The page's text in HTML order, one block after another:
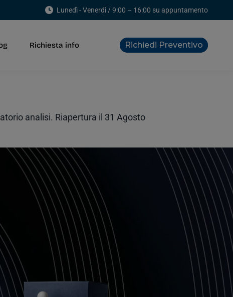
Lunedì - Venerdì / 9:00 – 16:00 su appuntamento
Richiesta info Richiedi Preventivo
analisi. Riapertura il 31 Agosto
Richiesta info Richiedi Preventivo